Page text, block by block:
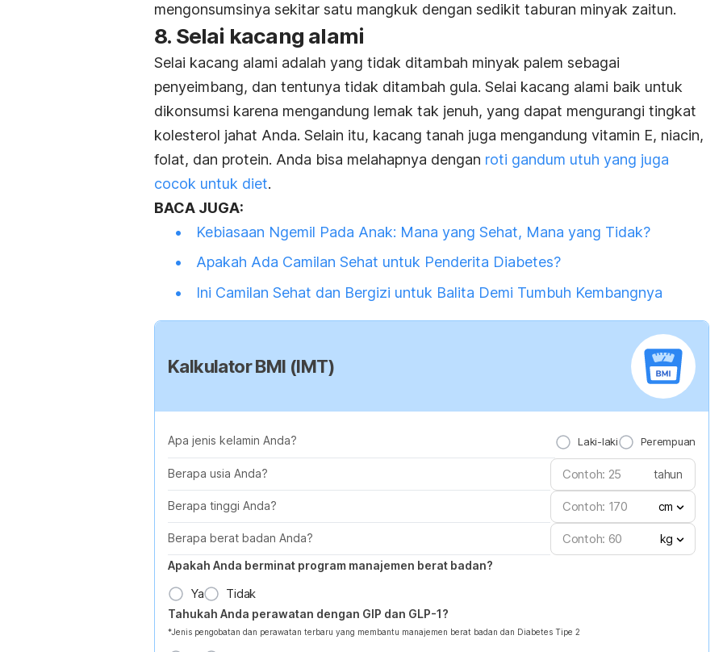
mengonsumsinya sekitar satu mangkuk dengan sedikit taburan minyak zaitun.
8. Selai kacang alami
Selai kacang alami adalah yang tidak ditambah minyak palem sebagai
penyeimbang, dan tentunya tidak ditambah gula. Selai kacang alami baik untuk
dikonsumsi karena mengandung lemak tak jenuh, yang dapat mengurangi tingkat
kolesterol jahat Anda. Selain itu, kacang tanah juga mengandung vitamin E, niacin,
folat, dan protein. Anda bisa melahapnya dengan roti gandum utuh yang juga
cocok untuk diet.
BACA JUGA:
Kebiasaan Ngemil Pada Anak: Mana yang Sehat, Mana yang Tidak?
Apakah Ada Camilan Sehat untuk Penderita Diabetes?
Ini Camilan Sehat dan Bergizi untuk Balita Demi Tumbuh Kembangnya
Kalkulator BMI (IMT)
Apa jenis kelamin Anda? Laki-laki Perempuan
Berapa usia Anda? tahun
Berapa tinggi Anda? cm
Berapa berat badan Anda?
kg
Apakah Anda berminat program manajemen berat badan?
Ya Tidak
Tahukah Anda perawatan dengan GIP dan GLP-1?
*Jenis pengobatan dan perawatan terbaru yang membantu manajemen berat badan dan Diabetes Tipe 2